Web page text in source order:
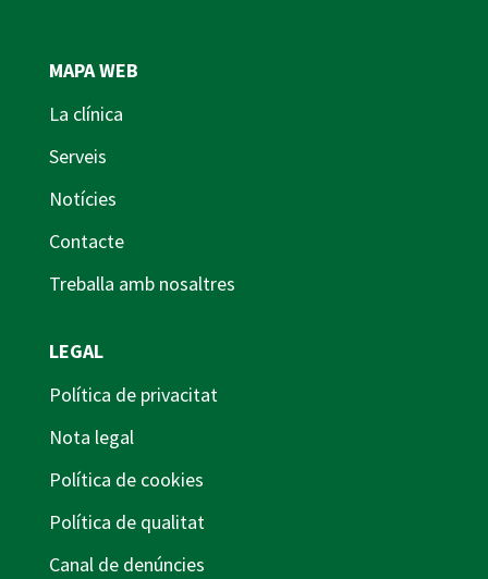
MAPA WEB
La clínica
Serveis
Notícies
Contacte
Treballa amb nosaltres
LEGAL
Política de privacitat
Nota legal
Política de cookies
Política de qualitat
Canal de denúncies